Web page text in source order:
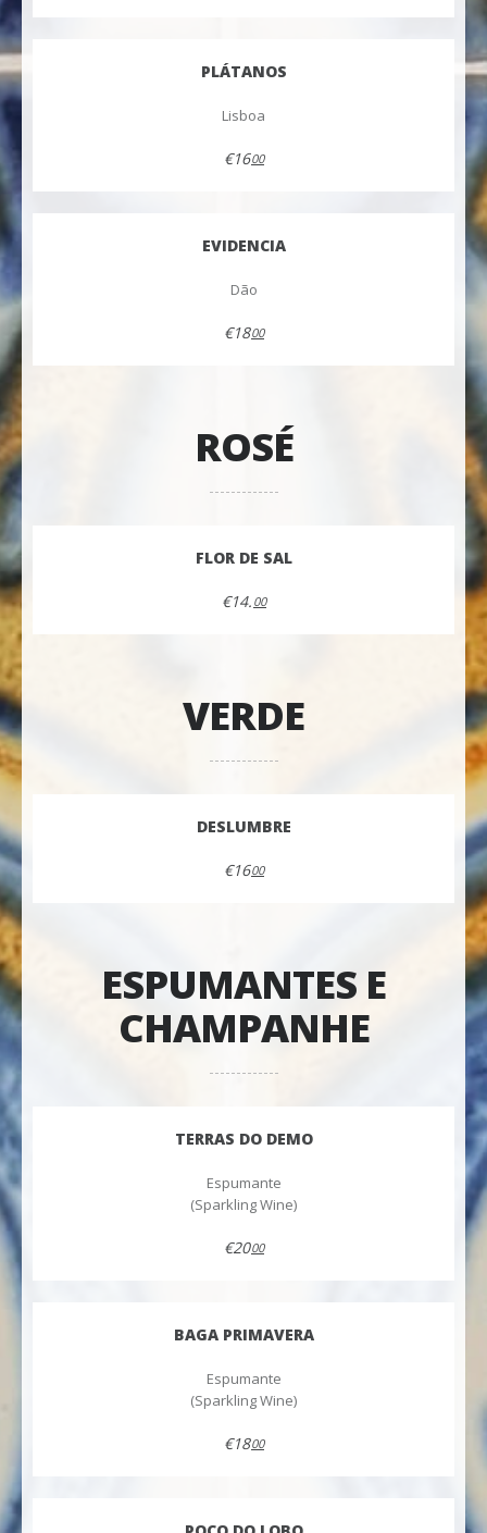
PLÁTANOS
Lisboa
€1600
EVIDENCIA
Dão
€1800
ROSÉ
FLOR DE SAL
€14. 00
VERDE
DESLUMBRE
€1600
ESPUMANTES E
CHAMPANHE
TERRAS DO DEMO
Espumante
(Sparkling Wine)
€2000
BAGA PRIMAVERA
Espumante
(Sparkling Wine)
€1800